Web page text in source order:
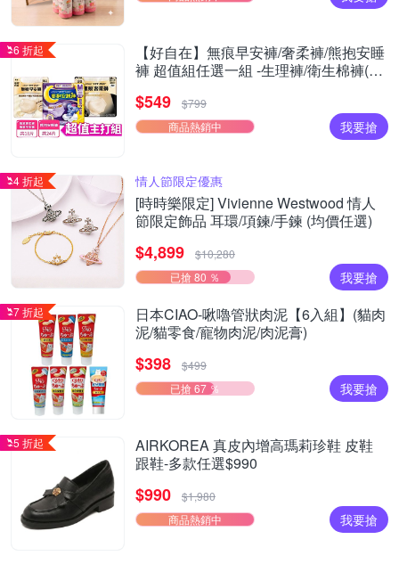
6 折起
【好自在】無痕早安褲/奢柔褲/熊抱安睡
褲 超值組任選一組 -生理褲/衛生棉褲(無
$549
$799
商品熱銷中
我要搶
4 折起 情人節限定優惠
[時時樂限定] Vivienne Westwood 情人
節限定飾品 耳環/項鍊/手鍊 (均價任選)
$4,899
$10,280
已搶 80 ％
我要搶
7 折起
日本CIAO-啾嚕管狀肉泥【6入組】(貓肉
泥/貓零食/寵物肉泥/肉泥膏)
$398
$499
已搶 67 ％
我要搶
5 折起
AIRKOREA 真皮內增高瑪莉珍鞋 皮鞋
跟鞋-多款任選$990
$990
$1,980
商品熱銷中
我要搶